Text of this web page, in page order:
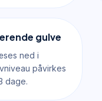
gulve
ned i
påvirkes
dage.